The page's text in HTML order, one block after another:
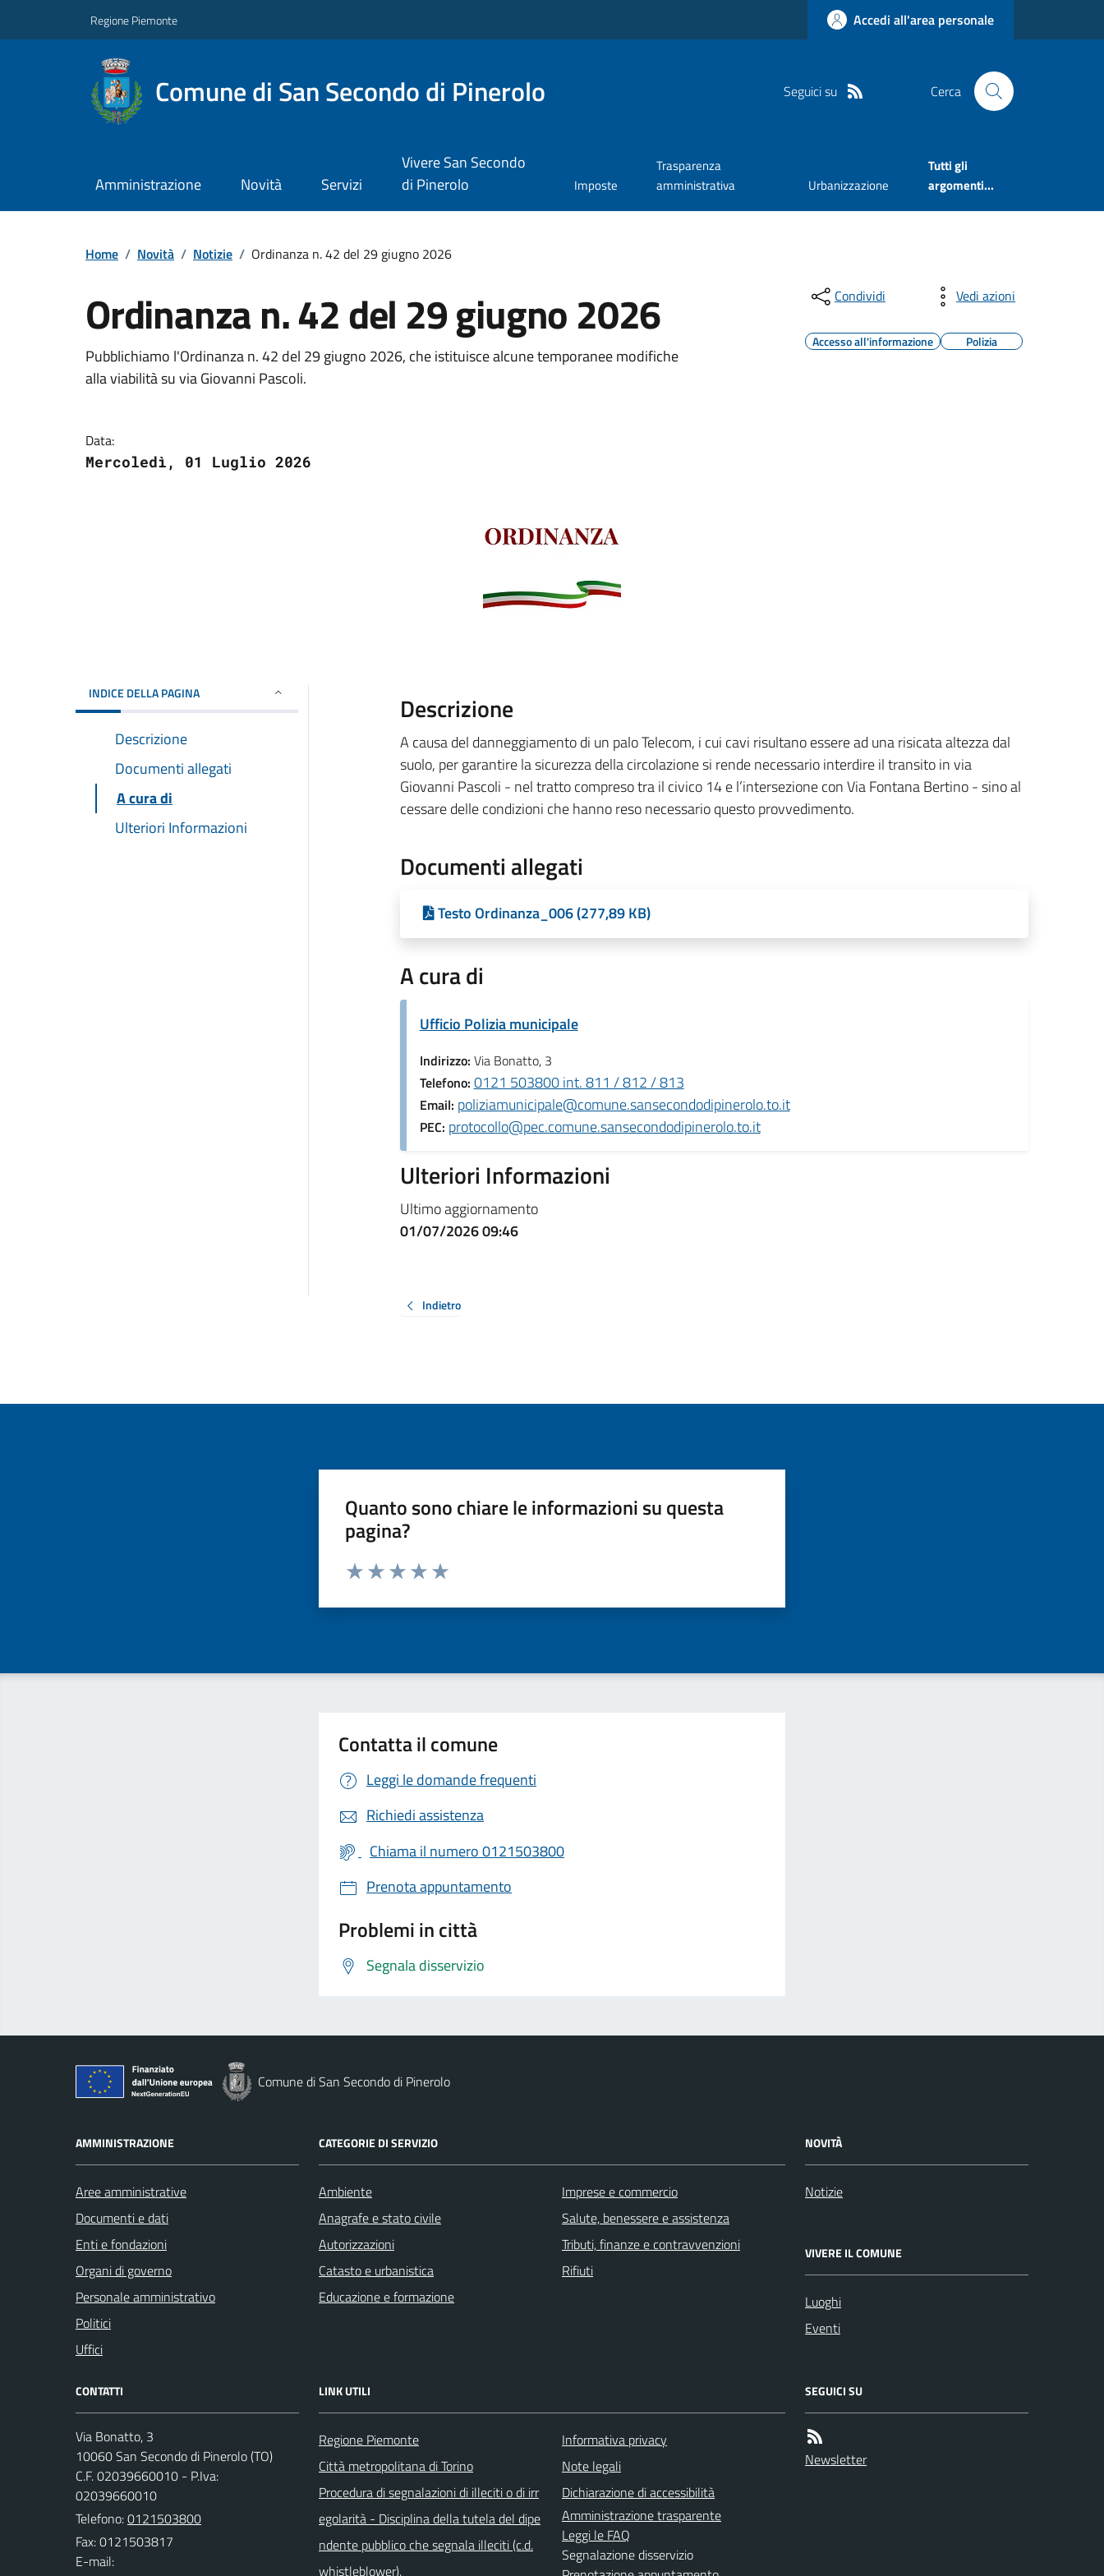
Regione Piemonte Accedi all'area personale
Comune di San Secondo di Pinerolo Seguici su Cerca
Amministrazione Novità Servizi
Vivere San Secondo
di Pinerolo
Imposte
Trasparenza
amministrativa
Urbanizzazione
Tutti gli
argomenti...
Home / Novità / Notizie / Ordinanza n. 42 del 29 giugno 2026
Ordinanza n. 42 del 29 giugno 2026
Pubblichiamo l'Ordinanza n. 42 del 29 giugno 2026, che istituisce alcune temporanee modifiche
alla viabilità su via Giovanni Pascoli.
Data:
Mercoledì, 01 Luglio 2026
Condividi Vedi azioni
Accesso all'informazione Polizia
INDICE DELLA PAGINA
Descrizione
Documenti allegati
A cura di
Ulteriori Informazioni
Descrizione
A causa del danneggiamento di un palo Telecom, i cui cavi risultano essere ad una risicata altezza dal
suolo, per garantire la sicurezza della circolazione si rende necessario interdire il transito in via
Giovanni Pascoli - nel tratto compreso tra il civico 14 e l’intersezione con Via Fontana Bertino - sino al
cessare delle condizioni che hanno reso necessario questo provvedimento.
Documenti allegati
Testo Ordinanza_006 (277,89 KB)
A cura di
Ufficio Polizia municipale
Indirizzo: Via Bonatto, 3
Telefono: 0121 503800 int. 811 / 812 / 813
Email: poliziamunicipale@comune.sansecondodipinerolo.to.it
PEC: protocollo@pec.comune.sansecondodipinerolo.to.it
Ulteriori Informazioni
Ultimo aggiornamento
01/07/2026 09:46
Indietro
Quanto sono chiare le informazioni su questa
pagina?
Valuta da 1 a 5 stelle la pagina
Contatta il comune
Leggi le domande frequenti
Richiedi assistenza
Chiama il numero 0121503800
Prenota appuntamento
Problemi in città
Segnala disservizio
Comune di San Secondo di Pinerolo
AMMINISTRAZIONE
Aree amministrative
Documenti e dati
Enti e fondazioni
Organi di governo
Personale amministrativo
Politici
Uffici
CATEGORIE DI SERVIZIO
Ambiente
Anagrafe e stato civile
Autorizzazioni
Catasto e urbanistica
Educazione e formazione
Imprese e commercio
Salute, benessere e assistenza
Tributi, finanze e contravvenzioni
Rifiuti
NOVITÀ
Notizie
VIVERE IL COMUNE
Luoghi
Eventi
CONTATTI
Via Bonatto, 3
10060 San Secondo di Pinerolo (TO)
C.F. 02039660010 - P.Iva:
02039660010
Telefono:0121503800
Fax: 0121503817
E-mail:
LINK UTILI
Regione Piemonte
Città metropolitana di Torino
Procedura di segnalazioni di illeciti o di irr
egolarità - Disciplina della tutela del dipe
ndente pubblico che segnala illeciti (c.d.
whistleblower).
Informativa privacy
Note legali
Dichiarazione di accessibilità
Amministrazione trasparente
Leggi le FAQ
Segnalazione disservizio
SEGUICI SU
Newsletter